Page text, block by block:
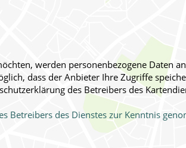
werden personenbezogene Daten
dass der Anbieter Ihre Zugriffe
des Betreibers des
Betreibers des Dienstes zur Kenntnis